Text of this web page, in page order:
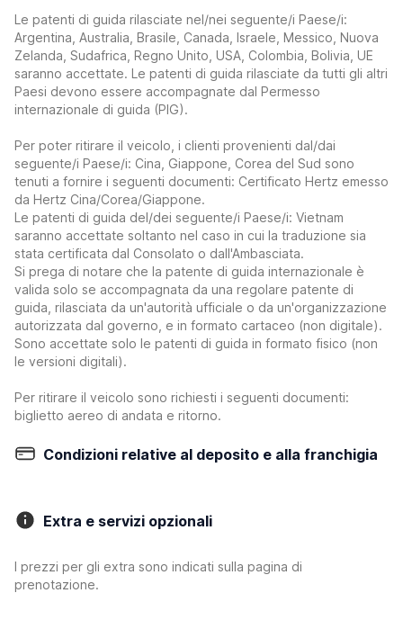
Le patenti di guida rilasciate nel/nei seguente/i Paese/i:
Argentina, Australia, Brasile, Canada, Israele, Messico, Nuova
Zelanda, Sudafrica, Regno Unito, USA, Colombia, Bolivia, UE
saranno accettate. Le patenti di guida rilasciate da tutti gli altri
Paesi devono essere accompagnate dal Permesso
internazionale di guida (PIG).
Per poter ritirare il veicolo, i clienti provenienti dal/dai
seguente/i Paese/i: Cina, Giappone, Corea del Sud sono
tenuti a fornire i seguenti documenti: Certificato Hertz emesso
da Hertz Cina/Corea/Giappone.
Le patenti di guida del/dei seguente/i Paese/i: Vietnam
saranno accettate soltanto nel caso in cui la traduzione sia
stata certificata dal Consolato o dall'Ambasciata.
Si prega di notare che la patente di guida internazionale è
valida solo se accompagnata da una regolare patente di
guida, rilasciata da un'autorità ufficiale o da un'organizzazione
autorizzata dal governo, e in formato cartaceo (non digitale).
Sono accettate solo le patenti di guida in formato fisico (non
le versioni digitali).
Per ritirare il veicolo sono richiesti i seguenti documenti:
biglietto aereo di andata e ritorno.
Condizioni relative al deposito e alla franchigia
Extra e servizi opzionali
I prezzi per gli extra sono indicati sulla pagina di
prenotazione.